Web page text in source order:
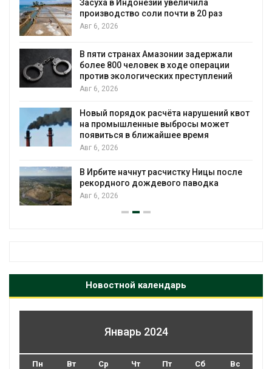
раз
квот
после
установки солнечных панелей для
бизнеса
Москвариум отметит 11-летие
трёхдневным фестивалем
Авг 5, 2026
проверяют по статье о терроризме
Авг 5, 2026
для охраны израильской тюрьмы
Авг 5, 2026
Новостной календарь
Январь 2024
Пн Вт Ср Чт Пт Сб Вс